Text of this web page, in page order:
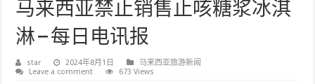
马来西亚禁止销售止咳糖浆冰淇
淋 – 每日电讯报
star 2024年8月1日
马来西亚旅游新闻
Leave a comment
673 Views